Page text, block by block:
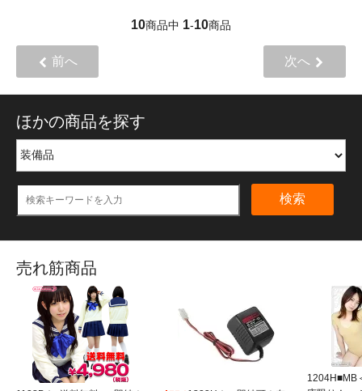
10商品中 1-10商品
前へ 次へ
ほかの商品を探す
検索
売れ筋商品
1204H■MB